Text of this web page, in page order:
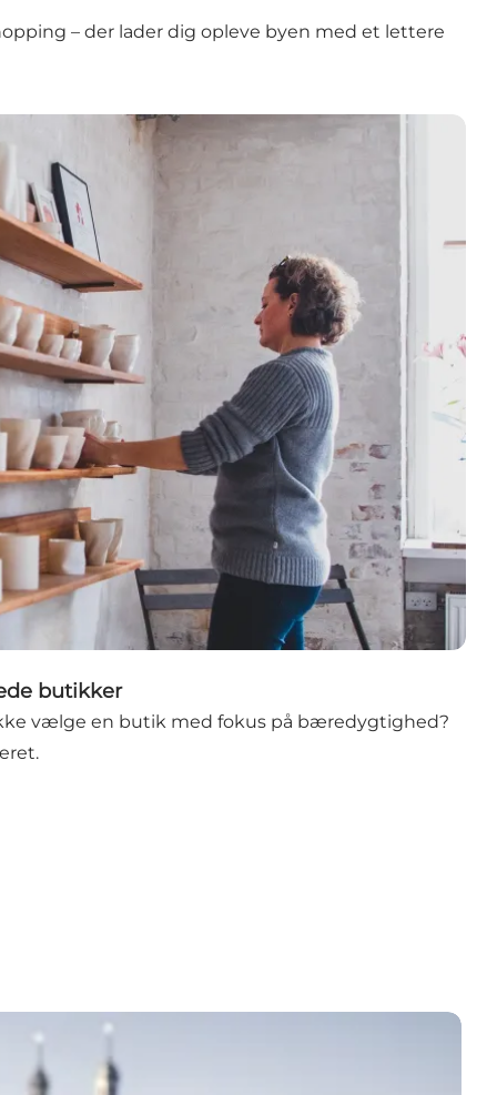
– der lader dig opleve byen med et lettere
butikker
vælge en butik med fokus på bæredygtighed?